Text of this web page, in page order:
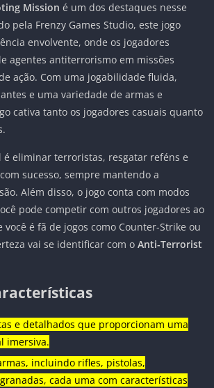
Mission é um dos destaques nesse
pela Frenzy Games Studio, este jogo
envolvente, onde os jogadores
agentes antiterrorismo em missões
ação. Com uma jogabilidade fluida,
e uma variedade de armas e
cativa tanto os jogadores casuais quanto
eliminar terroristas, resgatar reféns e
sucesso, sempre mantendo a
Além disso, o jogo conta com modos
pode competir com outros jogadores ao
você é fã de jogos como Counter-Strike ou
vai se identificar com o Anti-Terrorist
e detalhados que proporcionam uma
imersiva.
incluindo rifles, pistolas,
cada uma com características